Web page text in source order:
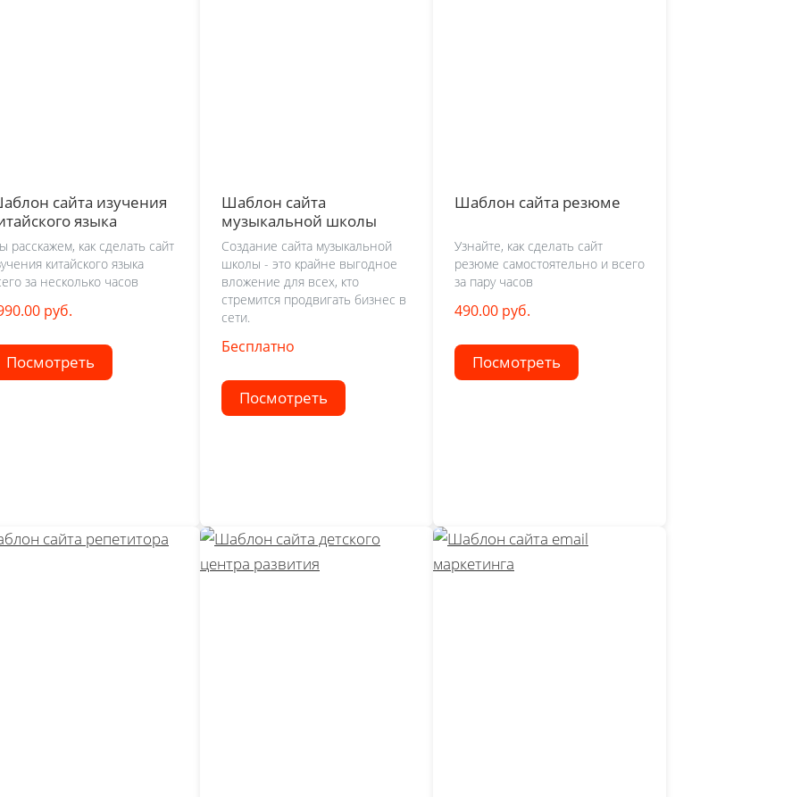
сайта изучения
языка
расскажем, как сделать сайт
китайского языка
за несколько часов
руб.
Посмотреть
Шаблон сайта
музыкальной школы
Создание сайта музыкальной
школы - это крайне выгодное
вложение для всех, кто
стремится продвигать бизнес в
сети.
Бесплатно
Посмотреть
Шаблон сайта резюме
Узнайте, как сделать сайт
резюме самостоятельно и всего
за пару часов
490.00 руб.
Посмотреть